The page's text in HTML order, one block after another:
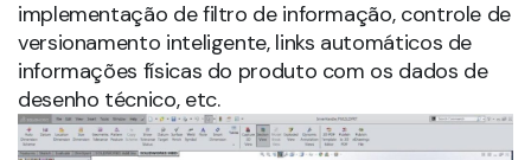
implementação de filtro de informação, controle de
versionamento inteligente, links automáticos de
informações físicas do produto com os dados de
desenho técnico, etc.